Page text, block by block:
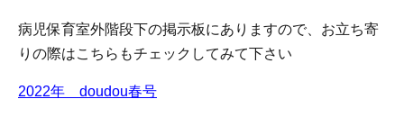
病児保育室外階段下の掲示板にありますので、お立ち寄
りの際はこちらもチェックしてみて下さい
2022年 doudou春号